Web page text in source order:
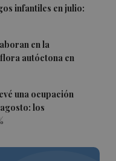
infantiles en julio:
en la
autóctona en
una ocupación
los